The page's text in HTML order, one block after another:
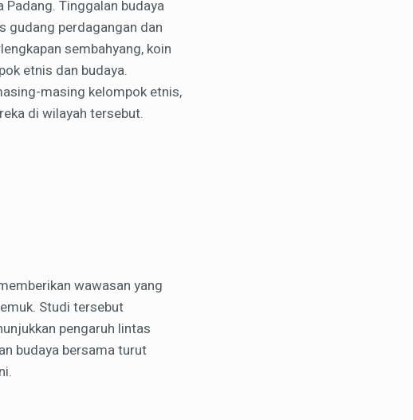
Tinggalan budaya
gudang perdagangan dan
sembahyang, koin
etnis dan budaya.
masing kelompok etnis,
di wilayah tersebut.
wawasan yang
Studi tersebut
pengaruh lintas
budaya bersama turut